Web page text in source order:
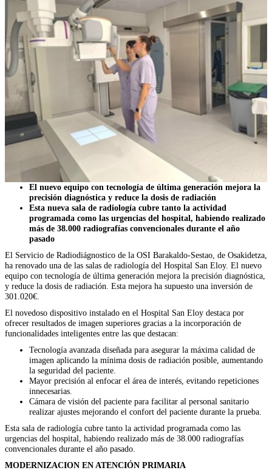
El nuevo equipo con tecnología de última generación mejora la
precisión diagnóstica y reduce la dosis de radiación
Esta nueva sala de radiología cubre tanto la actividad
programada como las urgencias del hospital, habiendo realizado
más de 38.000 radiografías convencionales durante el año
pasado
El Servicio de Radiodiágnostico de la OSI Barakaldo-Sestao, de Osakidetza,
ha renovado una de las salas de radiología del Hospital San Eloy. El nuevo
equipo con tecnología de última generación mejora la precisión diagnóstica,
y reduce la dosis de radiación. Esta mejora ha supuesto una inversión de
301.020€.
El novedoso dispositivo instalado en el Hospital San Eloy destaca por
ofrecer resultados de imagen superiores gracias a la incorporación de
funcionalidades inteligentes entre las que destacan:
Tecnología avanzada diseñada para asegurar la máxima calidad de
imagen aplicando la mínima dosis de radiación posible, aumentando
la seguridad del paciente.
Mayor precisión al enfocar el área de interés, evitando repeticiones
innecesarias.
Cámara de visión del paciente para facilitar al personal sanitario
realizar ajustes mejorando el confort del paciente durante la prueba.
Esta sala de radiología cubre tanto la actividad programada como las
urgencias del hospital, habiendo realizado más de 38.000 radiografías
convencionales durante el año pasado.
MODERNIZACION EN ATENCIÓN PRIMARIA